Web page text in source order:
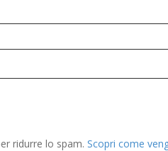
ridurre lo spam. Scopri come